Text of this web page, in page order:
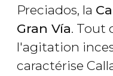
Preciados, la
Gran Vía. Tout
l'agitation
caractérise